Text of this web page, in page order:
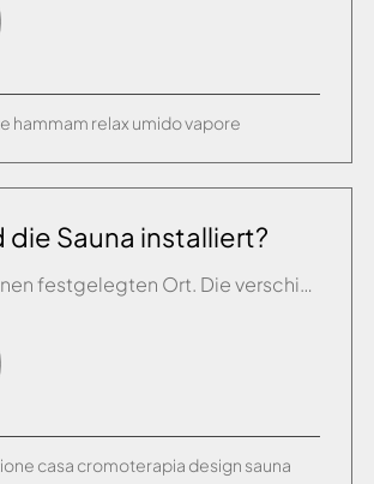
hammam relax umidovapore
die Sauna installiert?
Es gibt keinen festgelegten Ort. Die verschiedenen Produktlinien von Effe eignen sich für alle Räumlichkeiten und integrieren sie bestens in die Einrichtung. Das Badezimmer, das Wohnzimmer wie auch ein in der Wohnung geschaffener Fitnessbereich können eine Sauna beherbergen. Für eine bequeme Benutzung sollte sich in der Nähe eine leicht zugängliche Dusche oder Badewanne befinden.
casa cromoterapia design sauna